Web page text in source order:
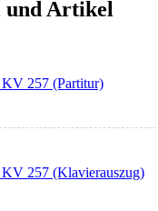
und Artikel
KV 257 (Partitur)
KV 257 (Klavierauszug)